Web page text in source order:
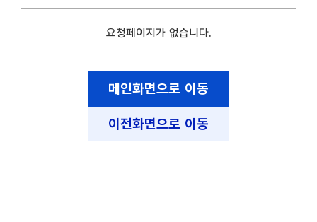
요청페이지가 없습니다.
메인화면으로 이동
이전화면으로 이동